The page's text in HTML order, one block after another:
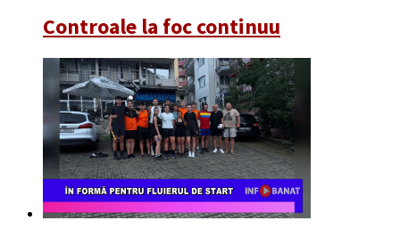
Controale la foc continuu